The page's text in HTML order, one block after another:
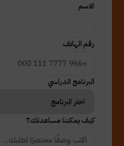
الاسم
رقم الهاتف
البرنامج الدراسي
كيف يمكننا مساعدتك؟